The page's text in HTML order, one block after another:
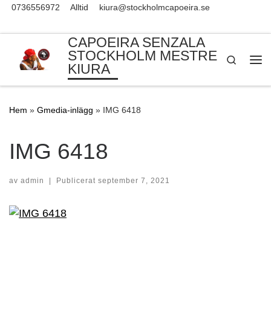
0736556972 Alltid kiura@stockholmcapoeira.se
CAPOEIRA SENZALA
STOCKHOLM MESTRE
KIURA
Search
Hem » Gmedia-inlägg » IMG 6418
IMG 6418
av admin | Publicerat september 7, 2021